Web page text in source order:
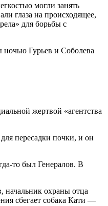
могли занять
глаза на происходящее,
для борьбы с
ночью Гурьев и Соболева
жертвой «агентства
пересадки почки, и он
то был Генералов. В
начальник охраны отца
сбегает собака Кати —